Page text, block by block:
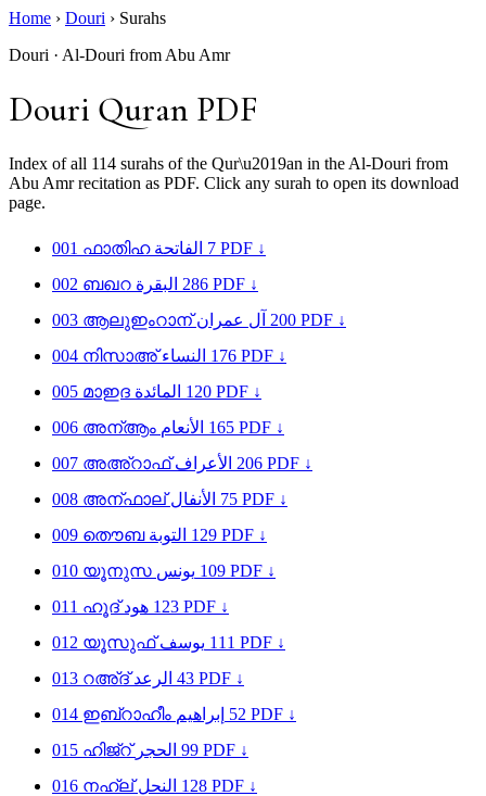
Home › Douri › Surahs
Douri · Al-Douri from Abu Amr
Douri Quran PDF
Index of all 114 surahs of the Qur\u2019an in the Al-Douri from
Abu Amr recitation as PDF. Click any surah to open its download
page.
001 ഫാതിഹ الفاتحة 7 PDF ↓
002 ബഖറ البقرة 286 PDF ↓
003 ആലുഇംറാന്آل عمران 200 PDF ↓
004 നിസാഅ്النساء 176 PDF ↓
005 മാഇദ المائدة 120 PDF ↓
006 അന്ആം الأنعام 165 PDF ↓
007 അഅ്റാഫ്الأعراف 206 PDF ↓
008 അന്ഫാല്الأنفال 75 PDF ↓
009 തൌബ التوبة 129 PDF ↓
010 യൂനുസ يونس 109 PDF ↓
011 ഹൂദ്هود 123 PDF ↓
012 യൂസുഫ്يوسف 111 PDF ↓
013 റഅ്ദ്الرعد 43 PDF ↓
014 ഇബ്റാഹീം إبراهيم 52 PDF ↓
015 ഹിജ്റ് الحجر 99 PDF ↓
016 നഹ്ല്النحل 128 PDF ↓